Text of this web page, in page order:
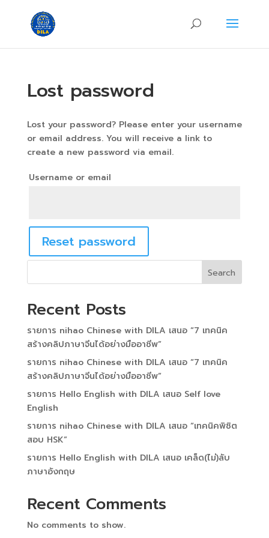
Lost password
Lost your password? Please enter your username
or email address. You will receive a link to
create a new password via email.
Username or email
Reset password
Search
Recent Posts
รายการ nihao Chinese with​ DILA เสนอ “7 เทคนิค
สร้างคลิปภาษาจีนได้อย่างมืออาชีพ”
รายการ nihao Chinese with​ DILA เสนอ “7 เทคนิค
สร้างคลิปภาษาจีนได้อย่างมืออาชีพ”
รายการ Hello English with​ DILA เสนอ Self love
English
รายการ nihao Chinese with​ DILA เสนอ “เทคนิคพิชิต​
สอบ HSK”
รายการ Hello English with​ DILA เสนอ เคล็ด(ไม่)​ลับ
ภาษา​อังกฤษ​
Recent Comments
No comments to show.